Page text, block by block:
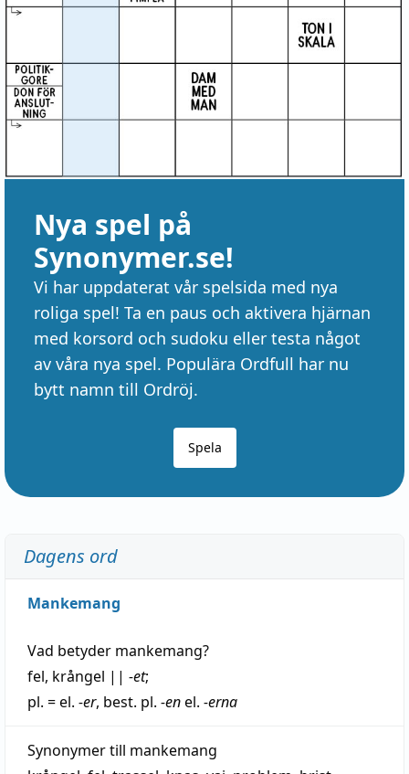
Nya spel på
Synonymer.se!
Vi har uppdaterat vår spelsida med nya
roliga spel! Ta en paus och aktivera hjärnan
med korsord och sudoku eller testa något
av våra nya spel. Populära Ordfull har nu
bytt namn till Ordröj.
Spela
Dagens ord
Mankemang
Vad betyder mankemang?
fel, krångel || -et;
pl. = el. -er, best. pl. -enel. -erna
Synonymer till mankemang